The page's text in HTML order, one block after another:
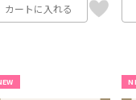
カートに入れる